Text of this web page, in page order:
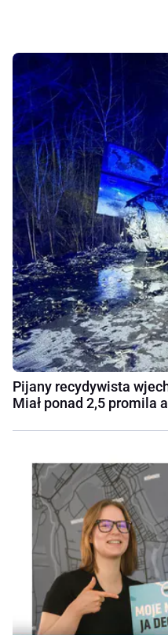
Pijany recydywista
Miał ponad 2,5 promila